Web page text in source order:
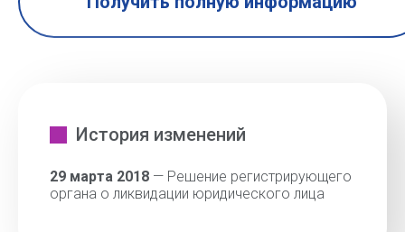
История изменений
29 марта 2018 — Решение регистрирующего
органа о ликвидации юридического лица